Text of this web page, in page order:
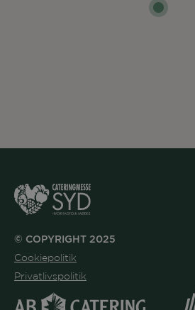
© COPYRIGHT 2025
Cookiepolitik
Privatlivspolitik